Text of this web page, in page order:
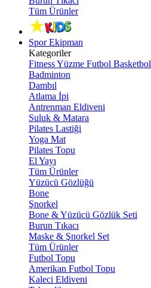
Tüm Ürünler
Spor Ekipman
Kategoriler
FitnessYüzme Futbol Basketbol
Badminton
Dambıl
Atlama İpi
Antrenman Eldiveni
Suluk & Matara
Pilates Lastiği
Yoga Mat
Pilates Topu
El Yayı
Tüm Ürünler
Yüzücü Gözlüğü
Bone
Şnorkel
Bone & Yüzücü Gözlük Seti
Burun Tıkacı
Maske & Şnorkel Set
Tüm Ürünler
Futbol Topu
Amerikan Futbol Topu
Kaleci Eldiveni